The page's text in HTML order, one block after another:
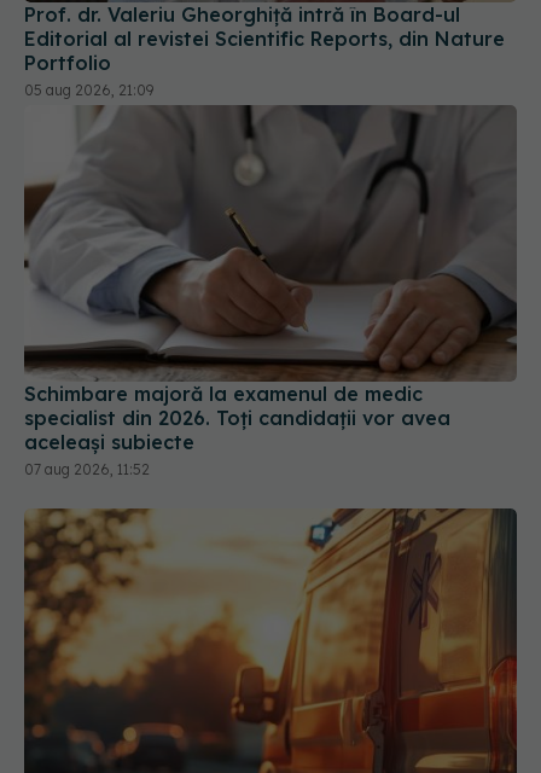
Prof. dr. Valeriu Gheorghiță intră în Board-ul
Editorial al revistei Scientific Reports, din Nature
Portfolio
05 aug 2026, 21:09
Schimbare majoră la examenul de medic
specialist din 2026. Toți candidații vor avea
aceleași subiecte
07 aug 2026, 11:52